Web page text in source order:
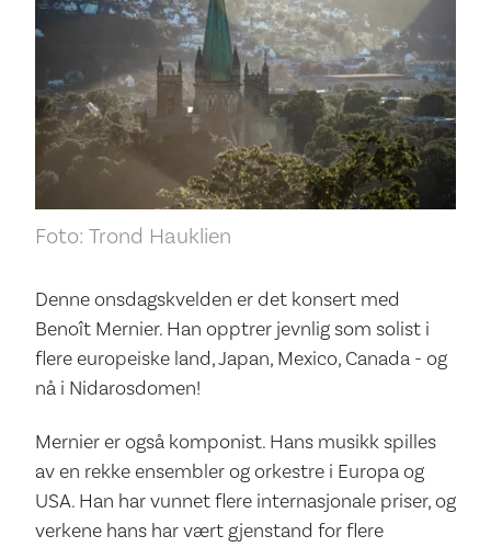
Foto: Trond Hauklien
Denne onsdagskvelden er det konsert med
Benoît Mernier. Han opptrer jevnlig som solist i
flere europeiske land, Japan, Mexico, Canada - og
nå i Nidarosdomen!
Mernier er også komponist. Hans musikk spilles
av en rekke ensembler og orkestre i Europa og
USA. Han har vunnet flere internasjonale priser, og
verkene hans har vært gjenstand for flere